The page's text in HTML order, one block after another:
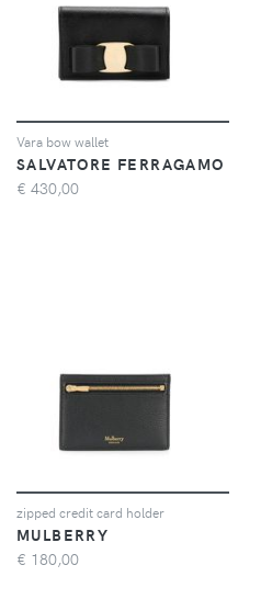
Vara bow wallet
SALVATORE FERRAGAMO
€ 430,00
zipped credit card holder
MULBERRY
€ 180,00